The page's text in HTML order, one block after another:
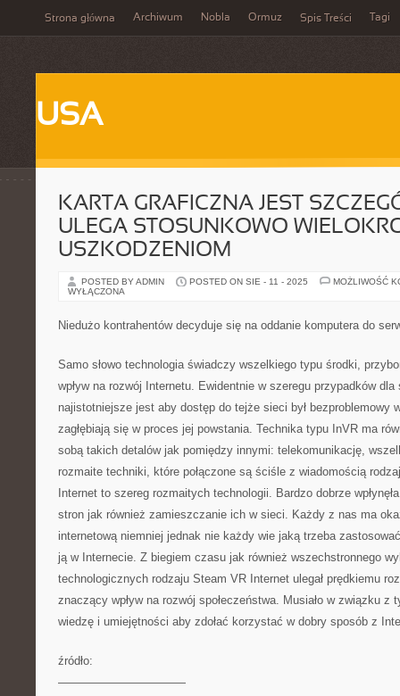
Strona główna Archiwum Nobla Ormuz Spis Treści Tagi
USA
KARTA GRAFICZNA JEST
ULEGA STOSUNKOWO
USZKODZENIOM
POSTED BY ADMIN POSTED ON SIE - 11 - 2025
MOŻLIWOŚĆ
WYŁĄCZONA
Niedużo kontrahentów decyduje się na oddanie komputera do
Samo słowo technologia świadczy wszelkiego typu środki,
wpływ na rozwój Internetu. Ewidentnie w szeregu przypadków
najistotniejsze jest aby dostęp do tejże sieci był bezproblemowy
zagłębiają się w proces jej powstania. Technika typu InVR ma
sobą takich detalów jak pomiędzy innymi: telekomunikację,
rozmaite techniki, które połączone są ściśle z wiadomością
Internet to szereg rozmaitych technologii. Bardzo dobrze
stron jak również zamieszczanie ich w sieci. Każdy z nas ma
internetową niemniej jednak nie każdy wie jaką trzeba
ją w Internecie. Z biegiem czasu jak również wszechstronnego
technologicznych rodzaju Steam VR Internet ulegał prędkiemu
znaczący wpływ na rozwój społeczeństwa. Musiało w związku z
wiedzę i umiejętności aby zdołać korzystać w dobry sposób z
źródło:
———————————